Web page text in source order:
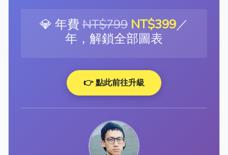
💎 年費 NT$799 NT$399／
年，解鎖全部圖表
👉 點此前往升級